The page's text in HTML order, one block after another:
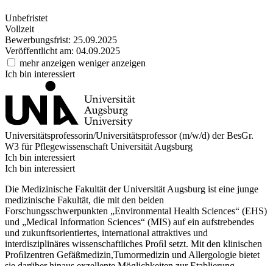
Unbefristet
Vollzeit
Bewerbungsfrist: 25.09.2025
Veröffentlicht am: 04.09.2025
mehr anzeigen weniger anzeigen
Ich bin interessiert
Universitätsprofessorin/Universitätsprofessor (m/w/d) der BesGr.
W3 für Pflegewissenschaft Universität Augsburg
Ich bin interessiert
Ich bin interessiert
Die Medizinische Fakultät der Universität Augsburg ist eine junge
medizinische Fakultät, die mit den beiden
Forschungsschwerpunkten „Environmental Health Sciences“ (EHS)
und „Medical Information Sciences“ (MIS) auf ein aufstrebendes
und zukunftsorientiertes, international attraktives und
interdisziplinäres wissenschaftliches Proﬁl setzt. Mit den klinischen
Proﬁlzentren Gefäßmedizin,Tumormedizin und Allergologie bietet